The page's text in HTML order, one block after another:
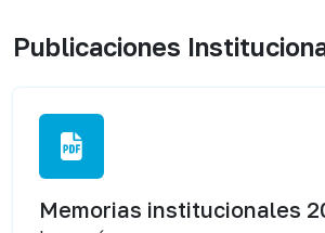
Publicaciones
Memorias institucionales